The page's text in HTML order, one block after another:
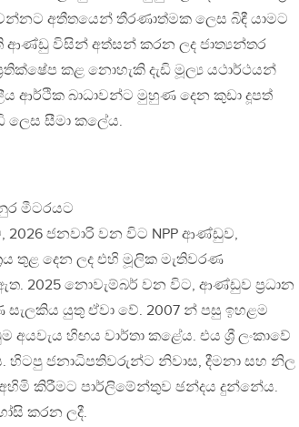
අතීතයෙන් තීරණාත්මක ලෙස බිඳී යාමට
ආණ්ඩු විසින් අත්සන් කරන ලද ජාත්‍යන්තර
කළ නොහැකි දැඩි මූල්‍ය යථාර්ථයන්
ආර්ථික බාධාවන්ට මුහුණ දෙන කුඩා දූපත්
ලෙස සීමා කලේය.
මීටරයට
2026 ජනවාරි වන විට NPP ආණ්ඩුව,
තුළ දෙන ලද එහි මූලික මැතිවරණ
2025 නොවැම්බර් වන විට, ආණ්ඩුව ප්‍රධාන
යුතු ඒවා වේ. 2007 න් පසු ඉහළම
හිඟය වාර්තා කළේය. එය ශ්‍රී ලංකාවේ
හිටපු ජනාධිපතිවරුන්ට නිවාස, දීමනා සහ නිල
අහිමි කිරීමට පාර්ලිමේන්තුව ඡන්දය දුන්නේය.
කරන ලදී.